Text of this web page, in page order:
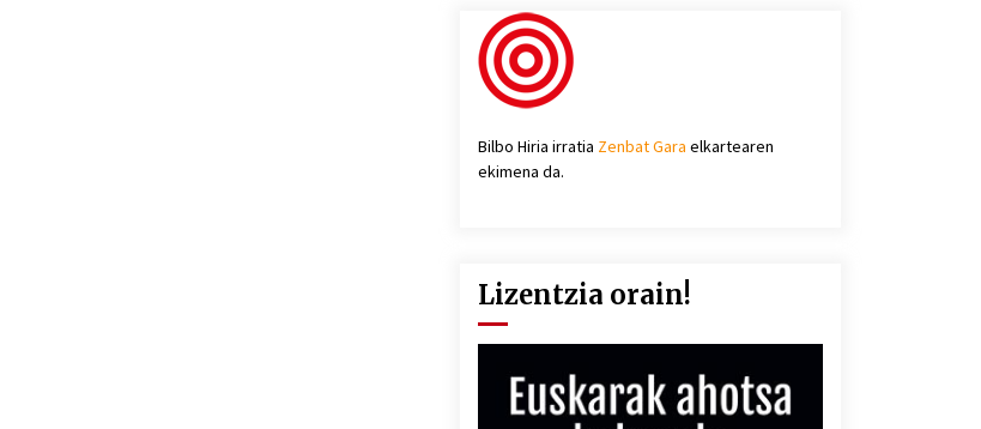
Bilbo Hiria irratia Zenbat Gara elkartearen
ekimena da.
Lizentzia orain!